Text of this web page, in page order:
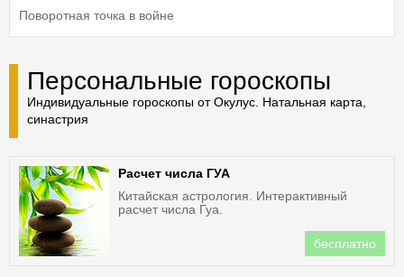
Поворотная точка в войне
Персональные гороскопы
Индивидуальные гороскопы от Окулус. Натальная карта,
синастрия
Расчет числа ГУА
Китайская астрология. Интерактивный
расчет числа Гуа.
бесплатно